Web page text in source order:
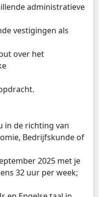
administratieve
vestigingen als
over het
in de richting van
Bedrijfskunde of
2025 met je
32 uur per week;